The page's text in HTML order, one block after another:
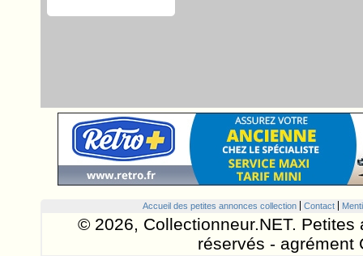
Accueil des petites annonces collection Contact
© 2026, Collectionneur.NET.
réservés - agrément